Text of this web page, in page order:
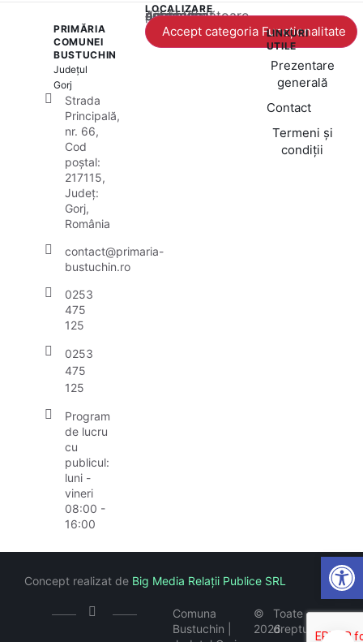
PRIMĂRIA
COMUNEI
BUSTUCHIN
Județul
Gorj
Strada
Principală,
nr. 66,
Cod
poștal:
217115,
Județ:
Gorj,
România
contact@primaria-
bustuchin.ro
0253
475
125
0253
475
125
Program
de lucru
cu
publicul:
luni -
vineri
08:00 -
16:00
LOCALIZARE
Acest conținut este blocat până când acceptați categoria corespunzătoare de cookie-uri.
Accept categoria Funcționalitate
LINKURI
UTILE
Prezentare
generală
Contact
Termeni și
condiții
Comuna
Bustuchin |
©
2026
Toate
drepturile
Concept realizat de Big Media Relații Publice SRL